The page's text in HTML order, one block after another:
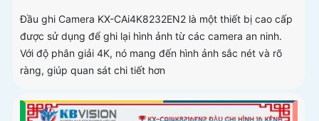
Đầu ghi Camera KX-CAi4K8232EN2 là một thiết bị cao cấp
được sử dụng để ghi lại hình ảnh từ các camera an ninh.
Với độ phân giải 4K, nó mang đến hình ảnh sắc nét và rõ
ràng, giúp quan sát chi tiết hơn